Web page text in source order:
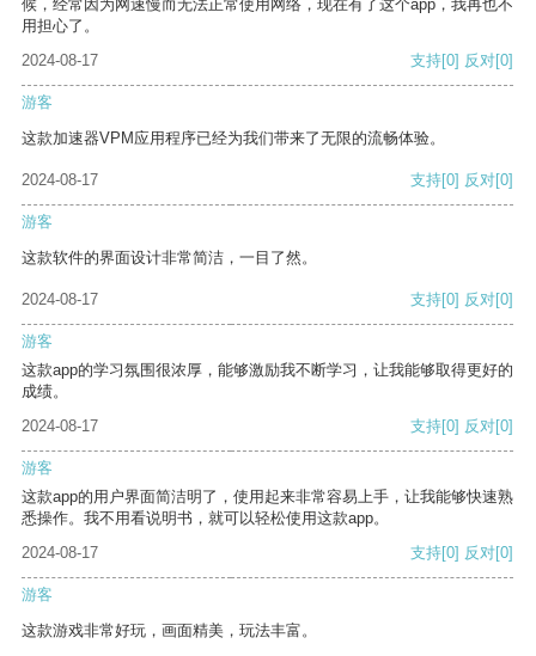
候，经常因为网速慢而无法正常使用网络，现在有了这个app，我再也不
用担心了。
2024-08-17
支持[0] 反对[0]
游客
这款加速器VPM应用程序已经为我们带来了无限的流畅体验。
2024-08-17 支持[0] 反对[0]
游客
这款软件的界面设计非常简洁，一目了然。
2024-08-17 支持[0] 反对[0]
游客
这款app的学习氛围很浓厚，能够激励我不断学习，让我能够取得更好的
成绩。
2024-08-17
支持[0] 反对[0]
游客
这款app的用户界面简洁明了，使用起来非常容易上手，让我能够快速熟
悉操作。我不用看说明书，就可以轻松使用这款app。
2024-08-17
支持[0] 反对[0]
游客
这款游戏非常好玩，画面精美，玩法丰富。